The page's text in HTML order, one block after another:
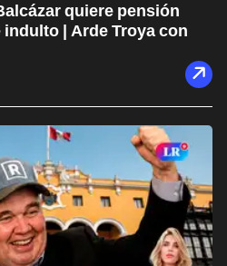
quiere pensión
| Arde Troya con